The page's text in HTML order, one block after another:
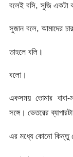
বলেই বসি, সুজি একটা
সুজান বলে, আমাদের
তাহলে বলি।
বলো।
একসময় তোমার বাবা-
সঙ্গে। ভেতরের
এর মধ্যে কোনো কিন্তু